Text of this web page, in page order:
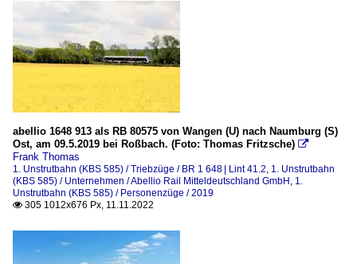
abellio 1648 913 als RB 80575 von Wangen (U) nach Naumburg (S)
Ost, am 09.5.2019 bei Roßbach. (Foto: Thomas Fritzsche) 
Frank Thomas
1. Unstrutbahn (KBS 585) / Triebzüge / BR 1 648 | Lint 41.2, 1. Unstrutbahn
(KBS 585) / Unternehmen / Abellio Rail Mitteldeutschland GmbH, 1.
Unstrutbahn (KBS 585) / Personenzüge / 2019
 305 1012x676 Px, 11.11.2022